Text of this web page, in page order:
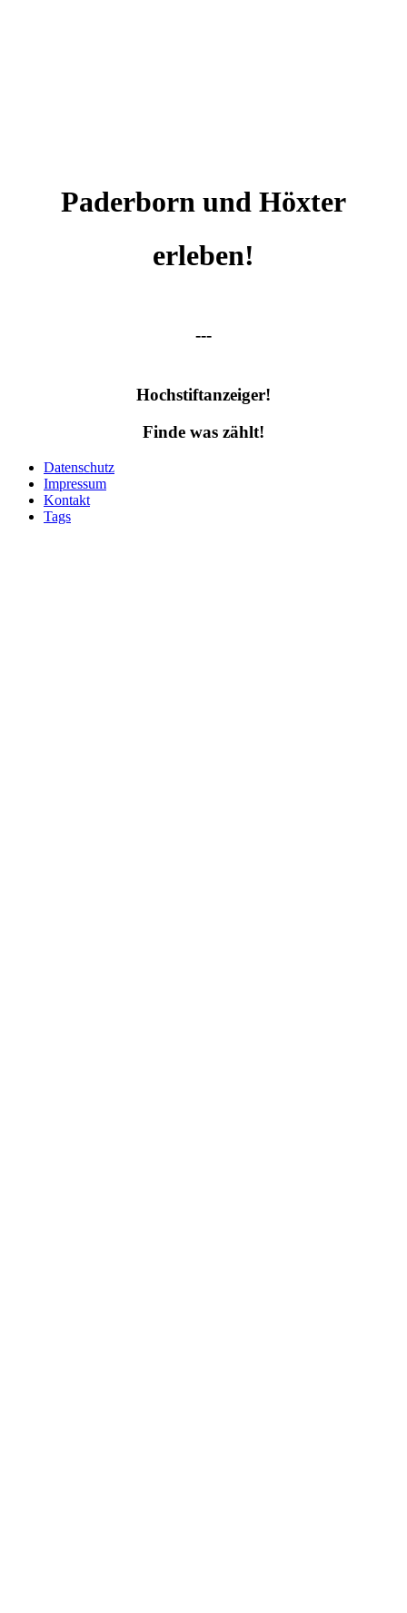
Paderborn und Höxter
erleben!
---
Hochstiftanzeiger!
Finde was zählt!
Datenschutz
Impressum
Kontakt
Tags